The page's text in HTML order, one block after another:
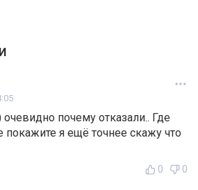
почему отказали.. Где
покажите я ещё точнее скажу что
0 0